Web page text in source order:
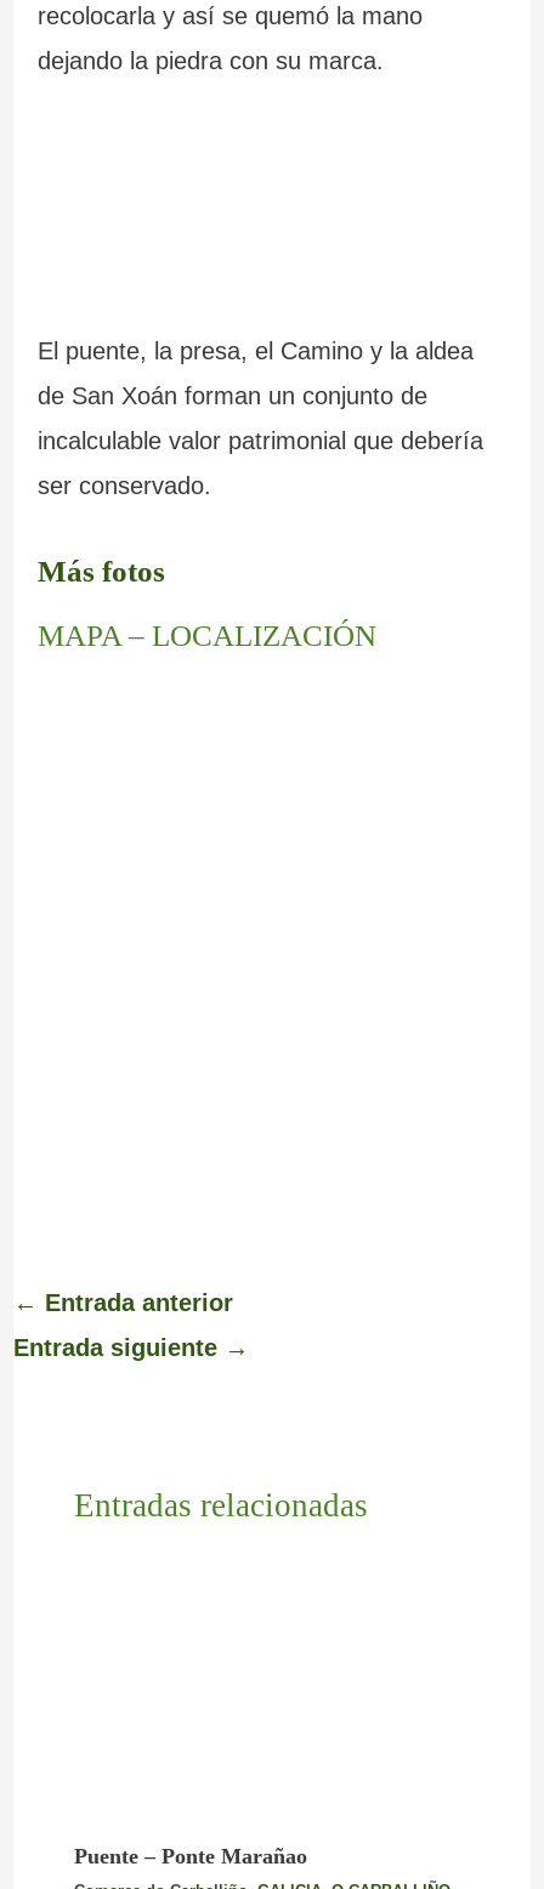
recolocarla y así se quemó la mano
dejando la piedra con su marca.
El puente, la presa, el Camino y la aldea
de San Xoán forman un conjunto de
incalculable valor patrimonial que debería
ser conservado.
Más fotos
MAPA – LOCALIZACIÓN
← Entrada anterior
Entrada siguiente →
Entradas relacionadas
Puente – Ponte Marañao